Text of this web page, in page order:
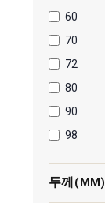
60
70
72
80
90
98
두께(MM)